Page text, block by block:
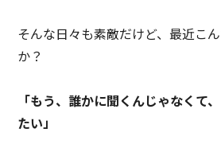
そんな日々も素敵だけど、最近こ
か？
「もう、誰かに聞くんじゃなくて
たい」